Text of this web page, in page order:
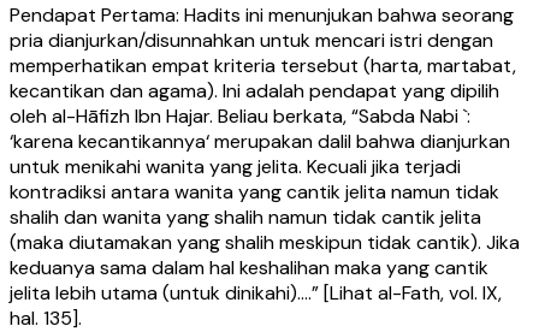
Pendapat Pertama: Hadits ini menunjukan bahwa seorang
pria dianjurkan/disunnahkan untuk mencari istri dengan
memperhatikan empat kriteria tersebut (harta, martabat,
kecantikan dan agama). Ini adalah pendapat yang dipilih
oleh al-Hāfizh Ibn Hajar. Beliau berkata, “Sabda Nabi `:
‘karena kecantikannya‘ merupakan dalil bahwa dianjurkan
untuk menikahi wanita yang jelita. Kecuali jika terjadi
kontradiksi antara wanita yang cantik jelita namun tidak
shalih dan wanita yang shalih namun tidak cantik jelita
(maka diutamakan yang shalih meskipun tidak cantik). Jika
keduanya sama dalam hal keshalihan maka yang cantik
jelita lebih utama (untuk dinikahi)….” [Lihat al-Fath, vol. IX,
hal. 135].